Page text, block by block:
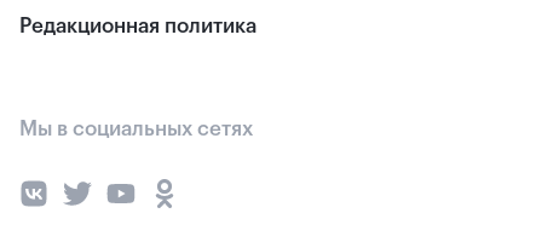
Редакционная политика
Мы в социальных сетях